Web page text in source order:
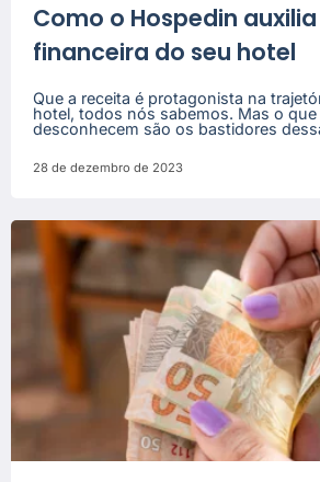
Como o Hospedin
financeira do seu hotel
Que a receita é protagonista na
hotel, todos nós sabemos. Mas o
desconhecem são os bastidores
28 de dezembro de 2023